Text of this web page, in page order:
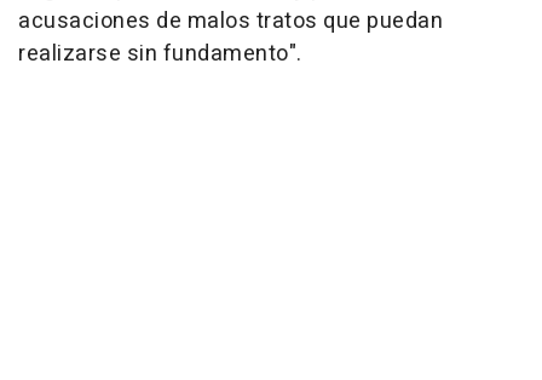
acusaciones de malos tratos que puedan
realizarse sin fundamento".